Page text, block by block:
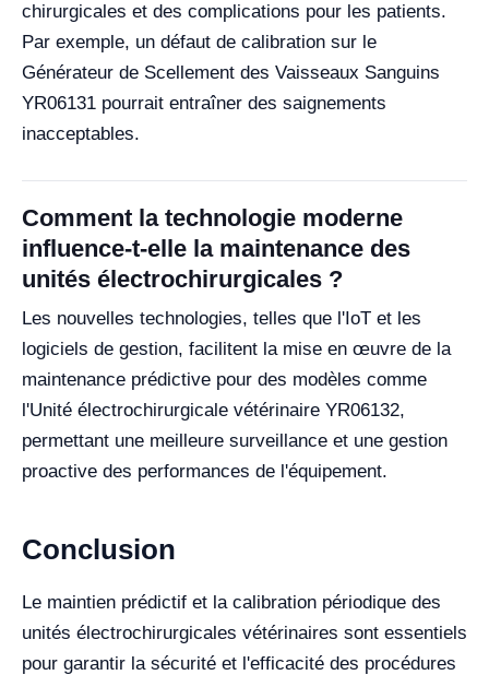
chirurgicales et des complications pour les patients.
Par exemple, un défaut de calibration sur le
Générateur de Scellement des Vaisseaux Sanguins
YR06131 pourrait entraîner des saignements
inacceptables.
Comment la technologie moderne
influence-t-elle la maintenance des
unités électrochirurgicales ?
Les nouvelles technologies, telles que l'IoT et les
logiciels de gestion, facilitent la mise en œuvre de la
maintenance prédictive pour des modèles comme
l'Unité électrochirurgicale vétérinaire YR06132,
permettant une meilleure surveillance et une gestion
proactive des performances de l'équipement.
Conclusion
Le maintien prédictif et la calibration périodique des
unités électrochirurgicales vétérinaires sont essentiels
pour garantir la sécurité et l'efficacité des procédures